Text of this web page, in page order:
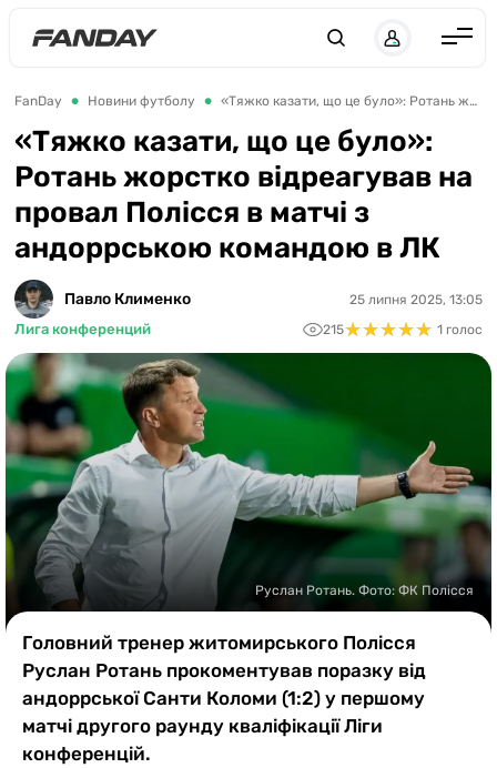
Іспанія
Німеччина
Італія
Франція
ЧЕ-2028
Казино
FanDay Новини футболу «Тяжко казати, що це було»: Ротань жорстко відреагував на провал Полісся в матчі з андоррською командою в ЛК
«Тяжко казати, що це було»:
Ротань жорстко відреагував на
провал Полісся в матчі з
андоррською командою в ЛК
Павло Клименко
Лига конференций
25 липня 2025, 13:05
215★★★★★
★★★★★ 1 голос
Руслан Ротань. Фото: ФК Полісся
Головний тренер житомирського Полісся
Руслан Ротань прокоментував поразку від
андоррської Санти Коломи (1:2) у першому
матчі другого раунду кваліфікації Ліги
конференцій.